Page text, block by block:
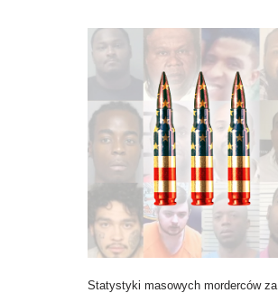
Statystyki masowych morderców za